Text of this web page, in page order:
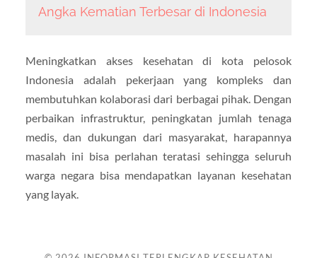
Angka Kematian Terbesar di Indonesia
Meningkatkan akses kesehatan di kota pelosok
Indonesia adalah pekerjaan yang kompleks dan
membutuhkan kolaborasi dari berbagai pihak. Dengan
perbaikan infrastruktur, peningkatan jumlah tenaga
medis, dan dukungan dari masyarakat, harapannya
masalah ini bisa perlahan teratasi sehingga seluruh
warga negara bisa mendapatkan layanan kesehatan
yang layak.